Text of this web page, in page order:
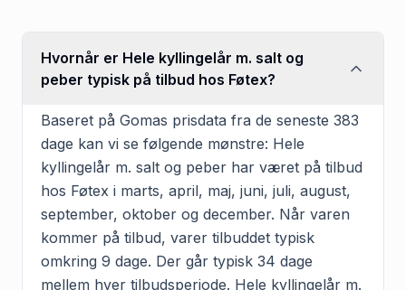
Hvornår er Hele kyllingelår m. salt og
peber typisk på tilbud hos Føtex?
Baseret på Gomas prisdata fra de seneste 383
dage kan vi se følgende mønstre: Hele
kyllingelår m. salt og peber har været på tilbud
hos Føtex i marts, april, maj, juni, juli, august,
september, oktober og december. Når varen
kommer på tilbud, varer tilbuddet typisk
omkring 9 dage. Der går typisk 34 dage
mellem hver tilbudsperiode. Hele kyllingelår m.